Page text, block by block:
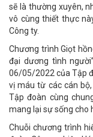
sẽ là thường xuyên,
vô cùng thiết thực
Công ty.
Chương trình Giọt
đại dương tình
06/05/2022 của Tập
vị máu từ các cán
Tập đoàn cùng
mang lại sự sống cho
Chuỗi chương trình